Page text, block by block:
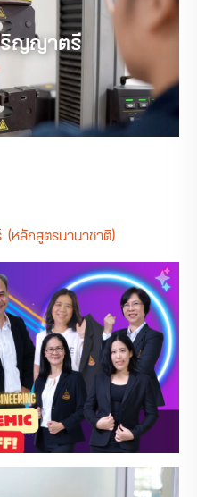
ญญาตรี
(หลักสูตรนานาชาติ)